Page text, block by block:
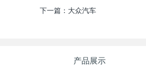
下一篇： 大众汽车
产品展示